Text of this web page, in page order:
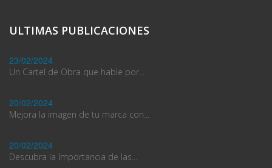
ULTIMAS PUBLICACIONES
23/02/2024
Un Cartel de Obra que hable por...
20/02/2024
Mejora la imagen de tu marca con...
20/02/2024
Descubra la Importancia de las...